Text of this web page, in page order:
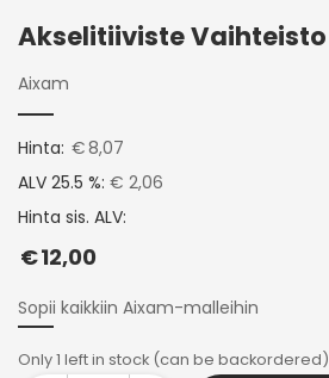
Aixam
Hinta: €8,07
ALV 25.5 %: € 2,06
Hinta sis. ALV:
€12,00
Sopii kaikkiin Aixam-malleihin
Only 1 left in stock (can be backordered)